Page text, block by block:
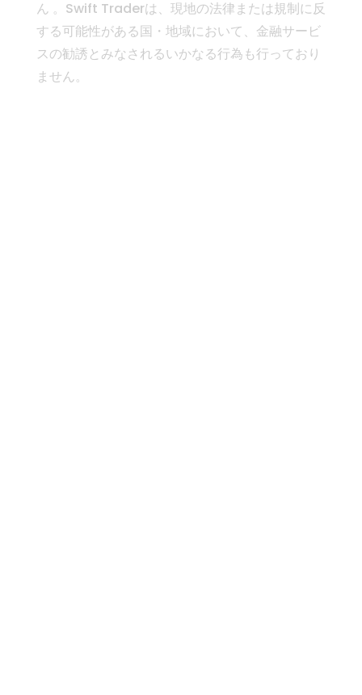
ん 。Swift Traderは、現地の法律または規制に反
する可能性がある国・地域において、金融サービ
スの勧誘とみなされるいかなる行為も行っており
ません。